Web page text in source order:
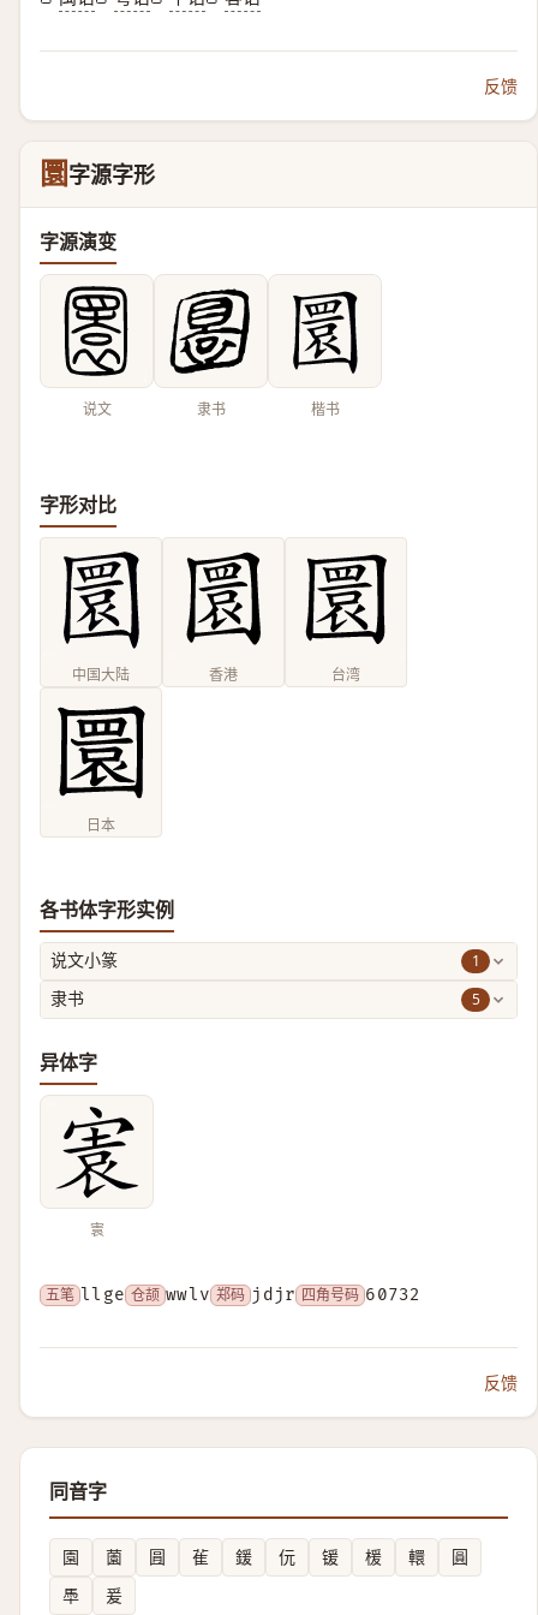
反馈
圜 字源字形
字源演变
说文 隶书 楷书
字形对比
中国大陆 香港 台湾
日本
各书体字形实例
说文小篆 1
隶书 5
异体字
㝨
五笔 llge 仓颉 wwlv 郑码 jdjr 四角号码 60732
反馈
同音字
園 薗 㘣 雈 鍰 㐾 锾 楥 轘
圓
䭴
爰